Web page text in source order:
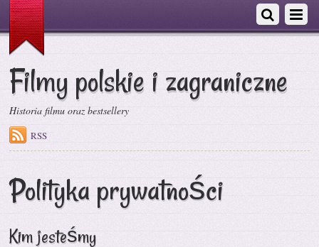
Filmy polskie i zagraniczne
Historia filmu oraz bestsellery
RSS
Polityka prywatności
Kim jesteśmy